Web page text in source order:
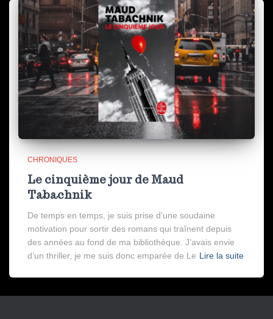
CHRONIQUES
Le cinquième jour de Maud
Tabachnik
De temps en temps, je suis prise d’une soudaine
motivation pour sortir des romans qui traînent depuis
des années au fond de ma bibliothèque. J’avais envie
d’un thriller, je me suis donc emparée de Le Lire la suite